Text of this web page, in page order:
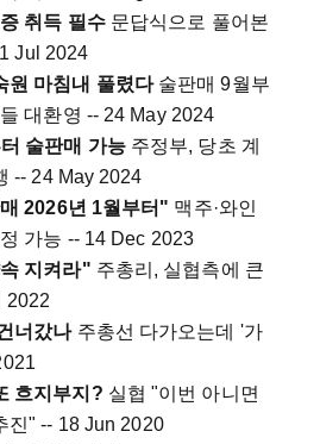
취득 필수 문답식으로 풀어본
Jul 2024
원 마침내 풀렸다 술판매 9월부
대환영 -- 24 May 2024
술판매 가능 주정부, 당초 계
-- 24 May 2024
2026년 1월부터" 맥주·와인
가능 -- 14 Dec 2023
지켜라" 주총리, 실협측에 큰
2022
너갔나주총선 다가오는데 '가
흐지부지? 실협 "이번 아니면
진" -- 18 Jun 2020